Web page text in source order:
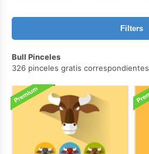
Filters
Bull Pinceles
326 pinceles gratis correspondientes